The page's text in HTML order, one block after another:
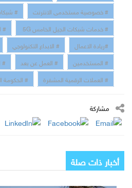
# خصوصية مستخدمى الانترنت
#
# خدمات شبكات الجيل الخامس 5G
#
#ريادة الاعمال
# الابداع التكنولوجي
# المستخدمين
# العمل عن بعد
#
# العملات الرقمية المشفرة
# الحكومة
مشاركة
أخبار ذات صلة